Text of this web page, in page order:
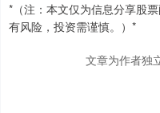
*（注：本文仅为信息分享股
有风险，投资需谨慎。）*
文章为作者独